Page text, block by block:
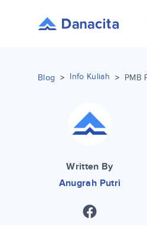
Blog > Info Kuliah >
Written By
Anugrah Putri